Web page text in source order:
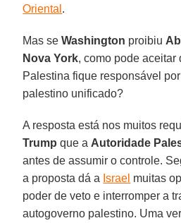
Oriental .
Mas seWashington proibiu
Nova York, como pode aceitar
Palestina fique responsável
palestino unificado?
A resposta está nos muitos
Trump que a Autoridade
antes de assumir o controle.
a proposta dá a Israel muitas
poder de veto e interromper a
autogoverno palestino. Uma